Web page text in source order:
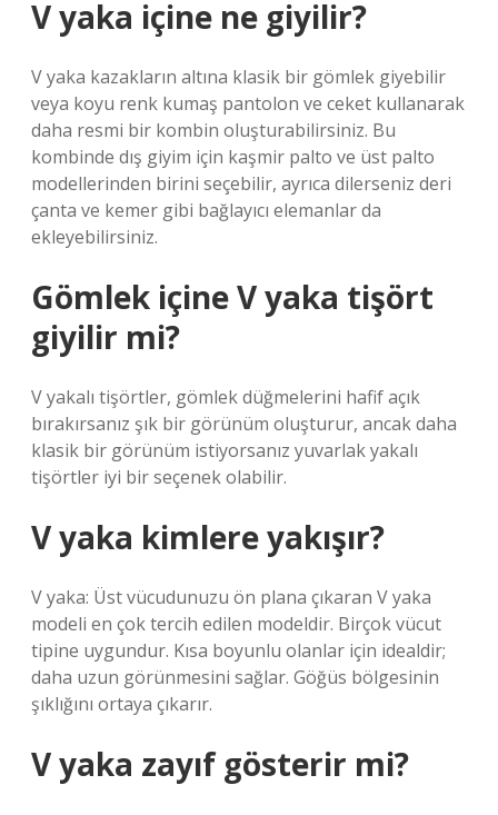
V yaka içine ne giyilir?
V yaka kazakların altına klasik bir gömlek giyebilir
veya koyu renk kumaş pantolon ve ceket kullanarak
daha resmi bir kombin oluşturabilirsiniz. Bu
kombinde dış giyim için kaşmir palto ve üst palto
modellerinden birini seçebilir, ayrıca dilerseniz deri
çanta ve kemer gibi bağlayıcı elemanlar da
ekleyebilirsiniz.
Gömlek içine V yaka tişört
giyilir mi?
V yakalı tişörtler, gömlek düğmelerini hafif açık
bırakırsanız şık bir görünüm oluşturur, ancak daha
klasik bir görünüm istiyorsanız yuvarlak yakalı
tişörtler iyi bir seçenek olabilir.
V yaka kimlere yakışır?
V yaka: Üst vücudunuzu ön plana çıkaran V yaka
modeli en çok tercih edilen modeldir. Birçok vücut
tipine uygundur. Kısa boyunlu olanlar için idealdir;
daha uzun görünmesini sağlar. Göğüs bölgesinin
şıklığını ortaya çıkarır.
V yaka zayıf gösterir mi?